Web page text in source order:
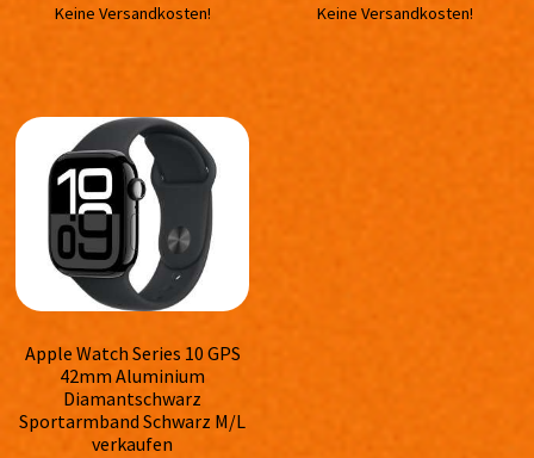
Keine Versandkosten! Keine Versandkosten!
Apple Watch Series 10 GPS
42mm Aluminium
Diamantschwarz
Sportarmband Schwarz M/L
verkaufen